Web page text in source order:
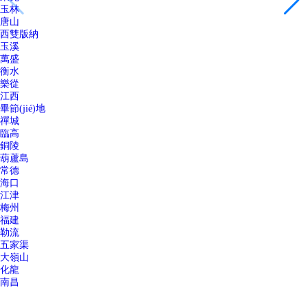
玉林
唐山
西雙版納
玉溪
萬盛
衡水
樂從
江西
畢節(jié)地
禪城
臨高
銅陵
葫蘆島
常德
海口
江津
梅州
福建
勒流
五家渠
大嶺山
化龍
南昌